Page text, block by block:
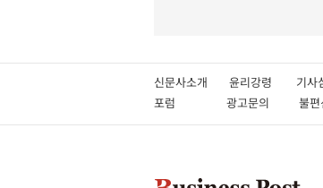
신문사소개 윤리강령 기
포럼
광고문의 불